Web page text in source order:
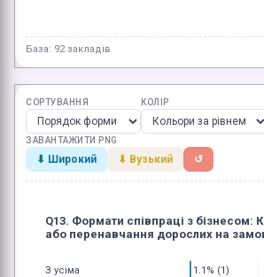
База: 92 закладів
СОРТУВАННЯ КОЛІР
ЗАВАНТАЖИТИ PNG
⬇ Широкий ⬇ Вузький ↺
1.1% (1)
З усіма
Q13. Формати співпраці з бізнесом:
або перенавчання дорослих на